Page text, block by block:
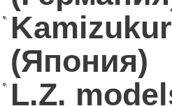
(Япония)
L.Z.